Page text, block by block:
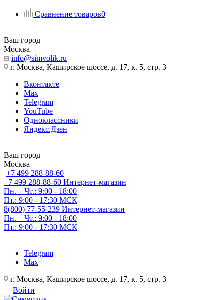
Сравнение товаров0
Ваш город
Москва
info@simvolik.ru
г. Москва, Каширское шоссе, д. 17, к. 5, стр. 3
Вконтакте
Max
Telegram
YouTube
Одноклассники
Яндекс.Дзен
Ваш город
Москва
+7 499 288-88-60
+7 499 288-88-60 Интернет-магазин
Пн. – Чт.: 9:00 - 18:00
Пт.: 9:00 - 17:30 МСК
8(800) 77-55-239 Интернет-магазин
Пн. – Чт.: 9:00 - 18:00
Пт.: 9:00 - 17:30 МСК
Telegram
Max
г. Москва, Каширское шоссе, д. 17, к. 5, стр. 3
Войти